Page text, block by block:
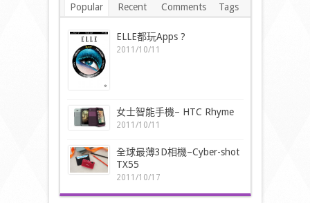
Popular Recent Comments Tags
ELLE都玩Apps ?
2011/10/11
女士智能手機– HTC Rhyme
2011/10/11
全球最薄3D相機–Cyber-shot
TX55
2011/10/17